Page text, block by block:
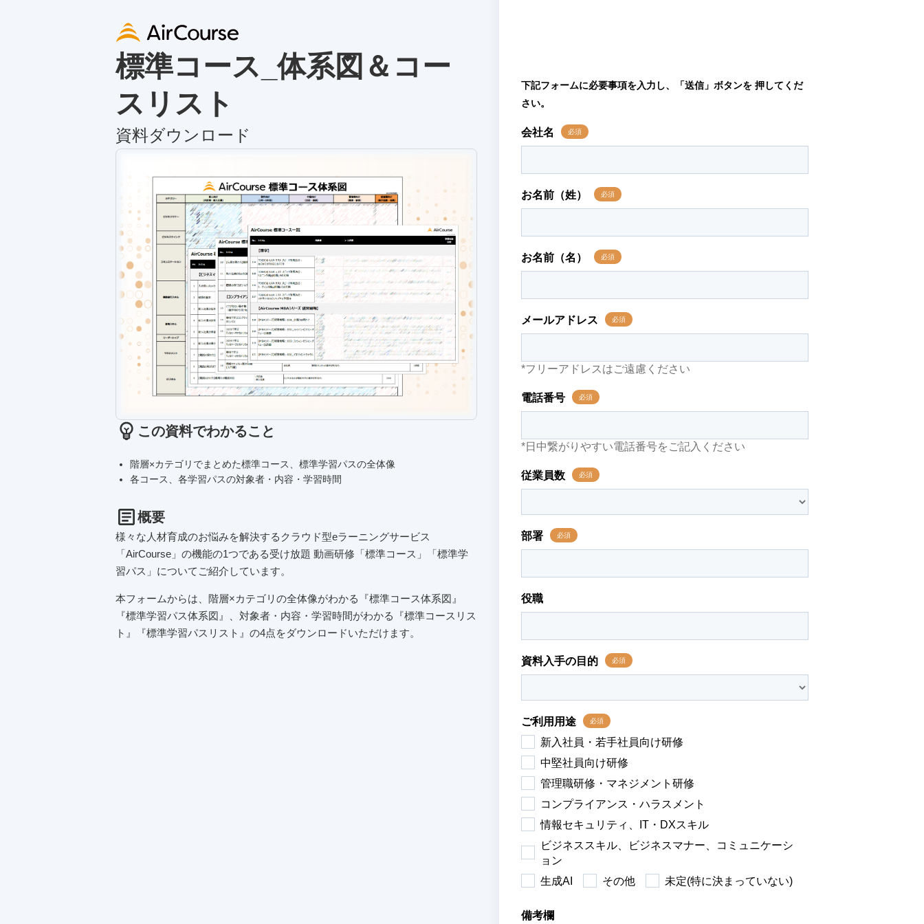
標準コース_体系図＆コー
スリスト
資料ダウンロード
この資料でわかること
階層×カテゴリでまとめた標準コース、標準学習パスの全体像
各コース、各学習パスの対象者・内容・学習時間
概要
様々な人材育成のお悩みを解決するクラウド型eラーニングサービス
「AirCourse」の機能の1つである受け放題 動画研修「標準コース」「標準学
習パス」についてご紹介しています。
本フォームからは、階層×カテゴリの全体像がわかる『標準コース体系図』
『標準学習パス体系図』、対象者・内容・学習時間がわかる『標準コースリス
ト』『標準学習パスリスト』の4点をダウンロードいただけます。